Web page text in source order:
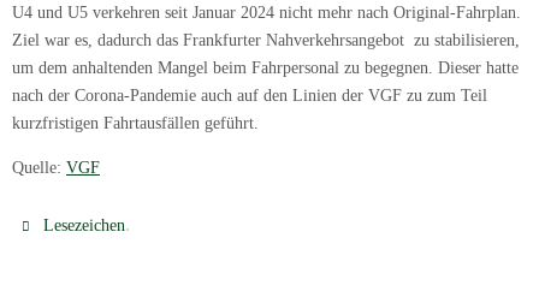
U4 und U5 verkehren seit Januar 2024 nicht mehr nach Original-Fahrplan.
Ziel war es, dadurch das Frankfurter Nahverkehrsangebot zu stabilisieren,
um dem anhaltenden Mangel beim Fahrpersonal zu begegnen. Dieser hatte
nach der Corona-Pandemie auch auf den Linien der VGF zu zum Teil
kurzfristigen Fahrtausfällen geführt.
Quelle: VGF
Lesezeichen.